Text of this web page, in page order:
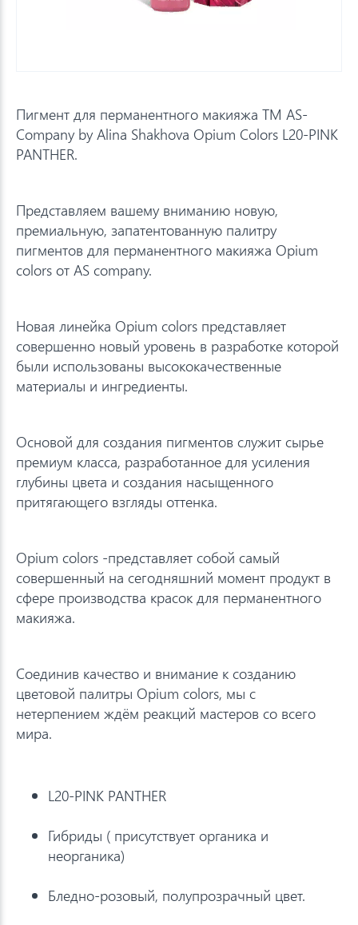
Пигмент для перманентного макияжа TM AS-
Company by Alina Shakhova Opium Colors L20-PINK
PANTHER.
Представляем вашему вниманию новую,
премиальную, запатентованную палитру
пигментов для перманентного макияжа Opium
colors от AS company.
Новая линейка Opium colors представляет
совершенно новый уровень в разработке которой
были использованы высококачественные
материалы и ингредиенты.
Основой для создания пигментов служит сырье
премиум класса, разработанное для усиления
глубины цвета и создания насыщенного
притягающего взгляды оттенка.
Opium colors -представляет собой самый
совершенный на сегодняшний момент продукт в
сфере производства красок для перманентного
макияжа.
Соединив качество и внимание к созданию
цветовой палитры Opium colors, мы с
нетерпением ждём реакций мастеров со всего
мира.
L20-PINK PANTHER
Гибриды ( присутствует органика и
неорганика)
Бледно-розовый, полупрозрачный цвет.